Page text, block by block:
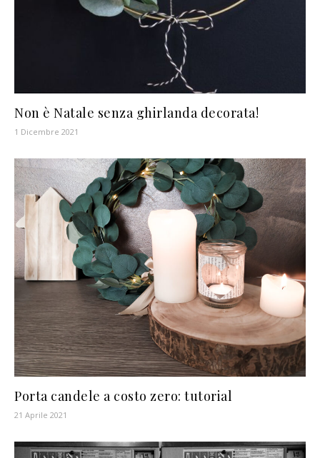
Non è Natale senza ghirlanda decorata!
1 Dicembre 2021
Porta candele a costo zero: tutorial
21 Aprile 2021